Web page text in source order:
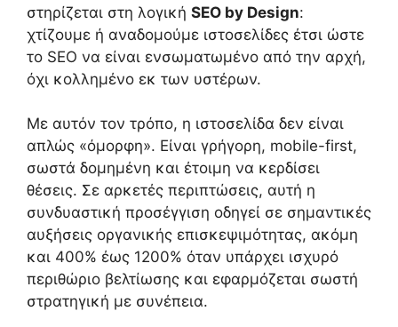
στηρίζεται στη λογική SEO by Design:
χτίζουμε ή αναδομούμε ιστοσελίδες έτσι ώστε
το SEO να είναι ενσωματωμένο από την αρχή,
όχι κολλημένο εκ των υστέρων.
Με αυτόν τον τρόπο, η ιστοσελίδα δεν είναι
απλώς «όμορφη». Είναι γρήγορη, mobile-first,
σωστά δομημένη και έτοιμη να κερδίσει
θέσεις. Σε αρκετές περιπτώσεις, αυτή η
συνδυαστική προσέγγιση οδηγεί σε σημαντικές
αυξήσεις οργανικής επισκεψιμότητας, ακόμη
και 400% έως 1200% όταν υπάρχει ισχυρό
περιθώριο βελτίωσης και εφαρμόζεται σωστή
στρατηγική με συνέπεια.